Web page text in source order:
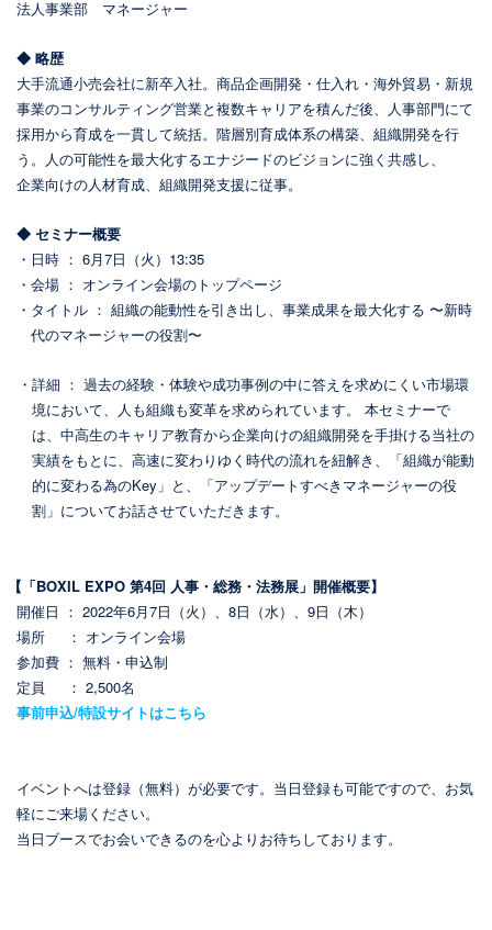
法人事業部 マネージャー
◆ 略歴
大手流通小売会社に新卒入社。 商品企画開発・仕入れ・海外貿易・新規
事業のコンサルティング営業と複数キャリアを積んだ後、人事部門にて
採用から育成を一貫して統括。階層別育成体系の構築、組織開発を行
う。 人の可能性を最大化するエナジードのビジョンに強く共感し、
企業向けの人材育成、組織開発支援に従事。
◆ セミナー概要
・日時 ： 6月7日（火）13:35
・会場 ： オンライン会場のトップページ
・タイトル ： 組織の能動性を引き出し、事業成果を最大化する 〜新時
代のマネージャーの役割〜
・詳細 ： 過去の経験・体験や成功事例の中に答えを求めにくい市場環
境において、人も組織も変革を求められています。 本セミナーで
は、中高生のキャリア教育から企業向けの組織開発を手掛ける当社の
実績をもとに、高速に変わりゆく時代の流れを紐解き、「組織が能動
的に変わる為のKey」と、「アップデートすべきマネージャーの役
割」についてお話させていただきます。
【「BOXIL EXPO 第4回 人事・総務・法務展」開催概要】
開催日 ： 2022年6月7日（火）、8日（水）、9日（木）
場所 ： オンライン会場
参加費 ： 無料・申込制
定員 ： 2,500名
事前申込/特設サイトはこちら
イベントへは登録（無料）が必要です。当日登録も可能ですので、お気
軽にご来場ください。
当日ブースでお会いできるのを心よりお待ちしております。